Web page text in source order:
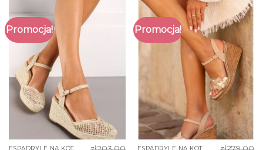
Promocja! Promocja!